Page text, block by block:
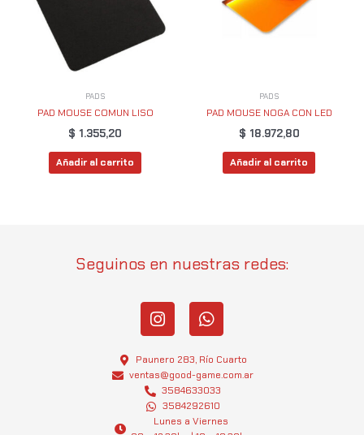
PADS
PAD MOUSE COMUN LISO
$ 1.355,20
Añadir al carrito
PADS
PAD MOUSE NOGA CON LED
$ 18.972,80
Añadir al carrito
Seguinos en nuestras redes:
I
n
t
a
g
r
a
W
h
t
s
a
p
p
Paunero 283, Río Cuarto
ventas@good-game.com.ar
3584633033
3584292610
Lunes a Viernes